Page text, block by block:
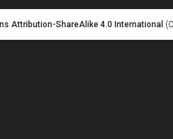
Attribution-ShareAlike 4.0 International